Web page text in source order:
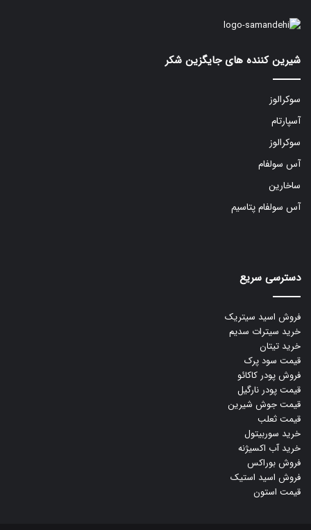
شیرین کننده های جایگزین شکر
سوکرالوز
آسپارتام
سوکرالوز
آس سولفام
ساخارین
آس سولفام پتاسیم
دسترسی سریع
فروش اسید سیتریک
خرید سیترات سدیم
خرید تیتان
قیمت سود پرک
فروش پودر کاکائو
قیمت پودر نارگیل
قیمت جوش شیرین
قیمت ثعلب
خرید سوربیتول
خرید آب اکسیژنه
فروش بوراکس
فروش اسید استیک
قیمت استون